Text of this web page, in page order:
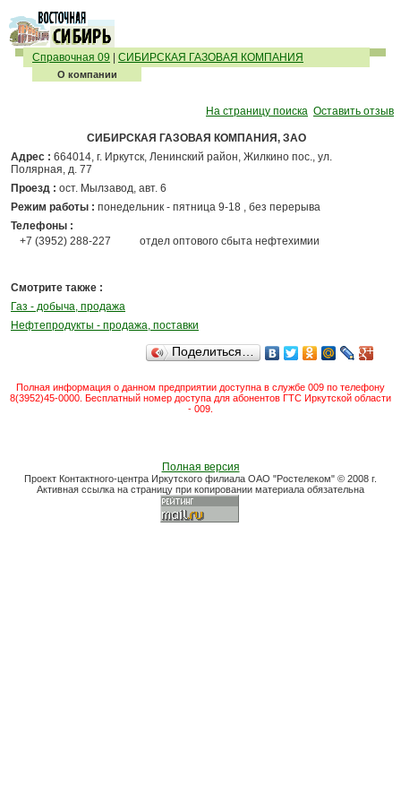
Справочная 09 СИБИРСКАЯ ГАЗОВАЯ КОМПАНИЯ
О компании
На страницу поиска Оставить отзыв
СИБИРСКАЯ ГАЗОВАЯ КОМПАНИЯ, ЗАО
Адрес : 664014, г. Иркутск, Ленинский район, Жилкино пос., ул.
Полярная, д. 77
Проезд : ост. Мылзавод, авт. 6
Режим работы : понедельник - пятница 9-18 , без перерыва
Телефоны :
+7 (3952) 288-227
отдел оптового сбыта нефтехимии
Смотрите также :
Газ - добыча, продажа
Нефтепродукты - продажа, поставки
Поделиться…
Полная информация о данном предприятии доступна в службе 009 по телефону
8(3952)45-0000. Бесплатный номер доступа для абонентов ГТС Иркутской области
- 009.
Полная версия
Проект Контактного-центра Иркутского филиала ОАО "Ростелеком" © 2008 г.
Активная ссылка на страницу при копировании материала обязательна